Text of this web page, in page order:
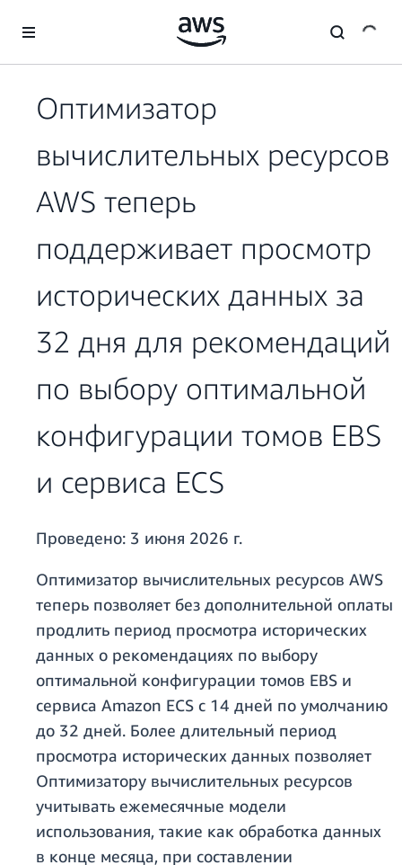
Перейти к главному контенту
Оптимизатор
вычислительных ресурсов
AWS теперь
поддерживает просмотр
исторических данных за
32 дня для рекомендаций
по выбору оптимальной
конфигурации томов EBS
и сервиса ECS
Проведено: 3 июня 2026 г.
Оптимизатор вычислительных ресурсов AWS
теперь позволяет без дополнительной оплаты
продлить период просмотра исторических
данных о рекомендациях по выбору
оптимальной конфигурации томов EBS и
сервиса Amazon ECS с 14 дней по умолчанию
до 32 дней. Более длительный период
просмотра исторических данных позволяет
Оптимизатору вычислительных ресурсов
учитывать ежемесячные модели
использования, такие как обработка данных
в конце месяца, при составлении